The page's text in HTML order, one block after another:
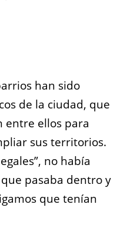
han sido
de la ciudad, que
entre ellos para
sus territorios.
no había
pasaba dentro y
que tenían